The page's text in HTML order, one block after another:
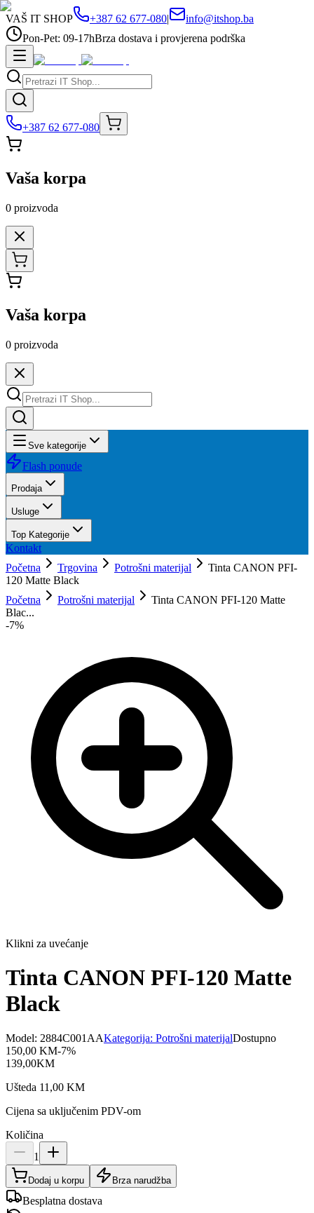
VAŠ IT SHOP +387 62 677-080|
info@itshop.ba
Pon-Pet: 09-17hBrza dostava i provjerena podrška
+387 62 677-080
Vaša korpa
0 proizvoda
Vaša korpa
0 proizvoda
Sve kategorije
Flash ponude
Prodaja
Usluge
Top Kategorije
Kontakt
Početna
Trgovina Potrošni materijal
Tinta CANON PFI-
120 Matte Black
Početna
Potrošni materijal
Tinta CANON PFI-120 Matte
Blac...
-7%
Klikni za uvećanje
Tinta CANON PFI-120 Matte
Black
Model: 2884C001AAKategorija: Potrošni materijalDostupno
150,00 KM-7%
139,00KM
Ušteda 11,00 KM
Cijena sa uključenim PDV-om
Količina
1
Dodaj u korpu Brza narudžba
Besplatna dostava